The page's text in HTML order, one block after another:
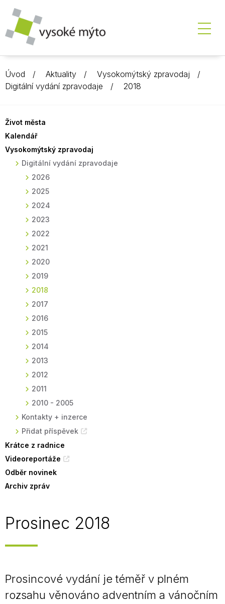
Úvod Aktuality
Vysokomýtský zpravodaj
Digitální vydání zpravodaje
2018
Život města
Kalendář
Vysokomýtský zpravodaj
Digitální vydání zpravodaje
2026
2025
2024
2023
2022
2021
2020
2019
2018
2017
2016
2015
2014
2013
2012
2011
2010 - 2005
Kontakty + inzerce
Přidat příspěvek
Krátce z radnice
Videoreportáže
Odběr novinek
Archiv zpráv
Prosinec 2018
Prosincové vydání je téměř v plném
rozsahu věnováno adventním a vánočním